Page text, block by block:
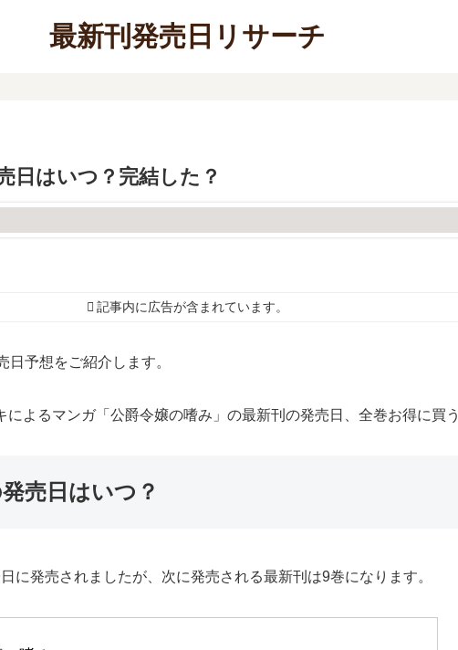
最新刊発売日リサーチ
日はいつ？完結した？
記事内に広告が含まれています。
予想をご紹介します。
よるマンガ「公爵令嬢の嗜み」の最新刊の発売日、全巻お得に買
売日はいつ？
に発売されましたが、次に発売される最新刊は9巻になります。